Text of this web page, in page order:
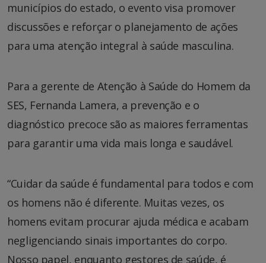
municípios do estado, o evento visa promover
discussões e reforçar o planejamento de ações
para uma atenção integral à saúde masculina.
Para a gerente de Atenção à Saúde do Homem da
SES, Fernanda Lamera, a prevenção e o
diagnóstico precoce são as maiores ferramentas
para garantir uma vida mais longa e saudável.
“Cuidar da saúde é fundamental para todos e com
os homens não é diferente. Muitas vezes, os
homens evitam procurar ajuda médica e acabam
negligenciando sinais importantes do corpo.
Nosso papel, enquanto gestores de saúde, é